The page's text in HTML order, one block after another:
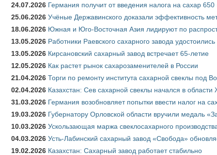
24.07.2026 Германия получит от введения налога на сахар
25.06.2026 Учёные Державинского доказали эффективность
18.06.2026 Южная и Юго-Восточная Азия лидируют по
13.05.2026 Работники Раевского сахарного завода удостоились
13.05.2026 Кирсановский сахарный завод встречает 65-летие
12.05.2026 Как растет рынок сахарозаменителей в России
21.04.2026 Торги по ремонту института сахарной свеклы под
02.04.2026 Казахстан: Сев сахарной свеклы начался в области
31.03.2026 Германия возобновляет попытки ввести налог на
19.03.2026 Губернатору Орловской области вручили медаль
10.03.2026 Ускользающая маржа свеклосахарного
04.03.2026 Усть-Лабинский сахарный завод «Свобода»
19.02.2026 Казахстан: Сахарный завод работает стабильно